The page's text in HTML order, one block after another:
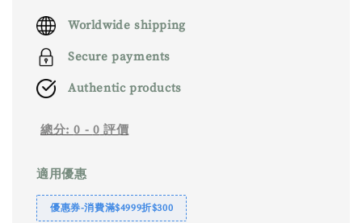
price
Worldwide shipping
Secure payments
Authentic products
總分:0 - 0 評價
適用優惠
優惠券-消費滿$4999折$300